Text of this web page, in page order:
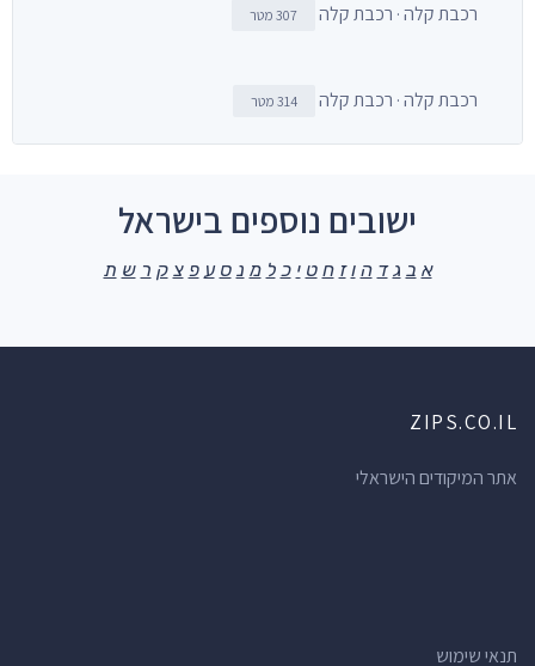
רכבת קלה · רכבת קלה 307 מטר
רכבת קלה · רכבת קלה 314 מטר
ישובים נוספים בישראל
א ב ג ד ה ו ז ח ט י כ ל מ נ ס ע פ צ ק ר ש ת
ZIPS.CO.IL
אתר המיקודים הישראלי
תנאי שימוש